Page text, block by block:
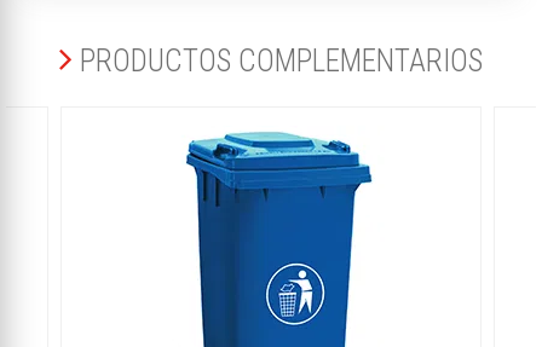
PRODUCTOS COMPLEMENTARIOS